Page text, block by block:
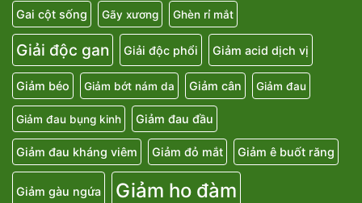
Gai cột sống Gãy xương Ghèn rỉ mắt
Giải độc gan Giải độc phổi Giảm acid dịch vị
Giảm béo Giảm bớt nám da Giảm cân Giảm đau
Giảm đau bụng kinh Giảm đau đầu
Giảm đau kháng viêm Giảm đỏ mắt Giảm ê buốt răng
Giảm gàu ngứa Giảm ho đàm